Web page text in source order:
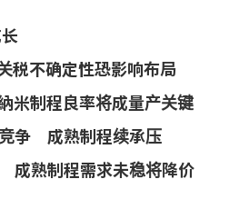
不确定性恐影响布局
制程良率将成量产关键
争 成熟制程续承压
熟制程需求未稳将降价